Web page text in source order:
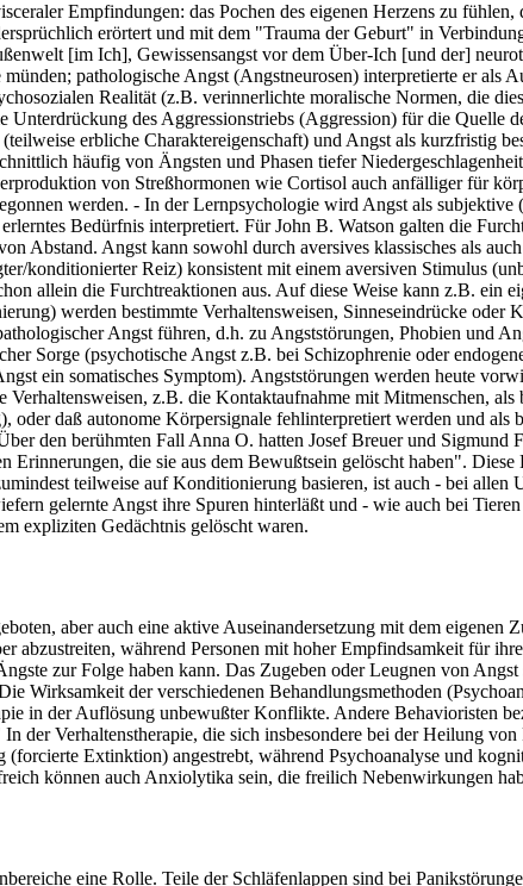
Empfindungen: das Pochen des eigenen Herzens zu
erörtert und mit dem "Trauma der Geburt" in
[im Ich], Gewissensangst vor dem Über-Ich [und der]
pathologische Angst (Angstneurosen) interpretierte er
Realität (z.B. verinnerlichte moralische Normen, die
des Aggressionstriebs (Aggression) für die Quelle
erbliche Charaktereigenschaft) und Angst als kurzfristig
häufig von Ängsten und Phasen tiefer
von Streßhormonen wie Cortisol auch anfälliger für
werden. - In der Lernpsychologie wird Angst als
Bedürfnis interpretiert. Für John B. Watson galten die
Abstand. Angst kann sowohl durch aversives klassisches als
konditionierter Reiz) konsistent mit einem aversiven Stimulus
allein die Furchtreaktionen aus. Auf diese Weise kann z.B. ein
werden bestimmte Verhaltensweisen, Sinneseindrücke oder
Angst führen, d.h. zu Angststörungen, Phobien und
Sorge (psychotische Angst z.B. bei Schizophrenie oder
ein somatisches Symptom). Angststörungen werden heute
z.B. die Kontaktaufnahme mit Mitmenschen,
oder daß autonome Körpersignale fehlinterpretiert werden und
den berühmten Fall Anna O. hatten Josef Breuer und
die sie aus dem Bewußtsein gelöscht haben".
teilweise auf Konditionierung basieren, ist auch - bei allen
gelernte Angst ihre Spuren hinterläßt und - wie auch bei
expliziten Gedächtnis gelöscht waren.
aber auch eine aktive Auseinandersetzung mit dem eigenen
abzustreiten, während Personen mit hoher Empfindsamkeit für
zur Folge haben kann. Das Zugeben oder Leugnen von
Wirksamkeit der verschiedenen Behandlungsmethoden
in der Auflösung unbewußter Konflikte. Andere Behavioristen
der Verhaltenstherapie, die sich insbesondere bei der Heilung
Extinktion) angestrebt, während Psychoanalyse und
können auch Anxiolytika sein, die freilich Nebenwirkungen
eine Rolle. Teile der Schläfenlappen sind bei